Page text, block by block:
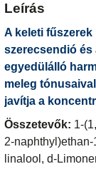
Leírás
A keleti fűszerek
szerecsendió és
egyedülálló
meleg
javítja a
Összetevők: 1-
2-
linalool, d-